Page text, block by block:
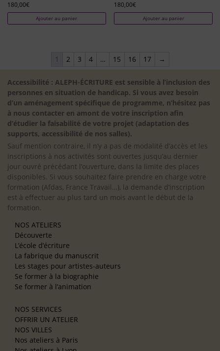
180,00€
Ajouter au panier
180,00€
Ajouter au panier
1 2 3 4 … 15 16 17 →
Accessibilité : ALEPH-ÉCRITURE est sensible à l’inclusion des
personnes en situation de handicap. Si vous avez besoin
d’un aménagement spécifique de programme, n’hésitez pas
à nous contacter en amont de votre inscription afin
d’étudier la faisabilité de votre projet (adaptation des
supports, accessibilité de nos salles).
Sauf mention contraire, il n’y a pas de modalité d’accès et les
inscriptions à nos activités sont ouvertes jusqu’au dernier
jour ouvré précédant l’ouverture, dans la limite des places
disponibles. Si vous souhaitez faire prendre en charge votre
formation (Afdas, France Travail…), la demande d’inscription
est à effectuer au plus tard un mois avant le début de la
formation.
NOS ATELIERS
Découverte
L’école d’écriture
La fabrique du manuscrit
Les stages pour artistes-auteurs
Se former à la biographie
Se former à l’animation
NOS SERVICES
OFFRIR UN ATELIER
NOS VILLES
Nos ateliers à Paris